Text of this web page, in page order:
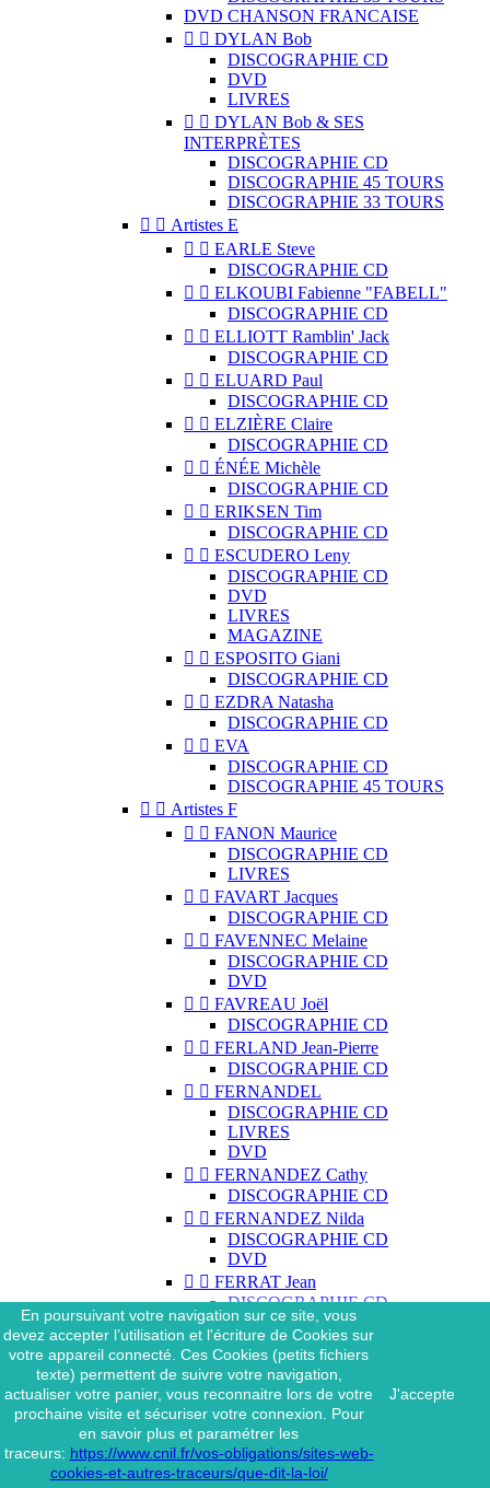
DVD CHANSON FRANCAISE
  DYLAN Bob
DISCOGRAPHIE CD
DVD
LIVRES
  DYLAN Bob & SES
INTERPRÈTES
DISCOGRAPHIE CD
DISCOGRAPHIE 45 TOURS
DISCOGRAPHIE 33 TOURS
  Artistes E
  EARLE Steve
DISCOGRAPHIE CD
  ELKOUBI Fabienne "FABELL"
DISCOGRAPHIE CD
  ELLIOTT Ramblin' Jack
DISCOGRAPHIE CD
  ELUARD Paul
DISCOGRAPHIE CD
  ELZIÈRE Claire
DISCOGRAPHIE CD
  ÉNÉE Michèle
DISCOGRAPHIE CD
  ERIKSEN Tim
DISCOGRAPHIE CD
  ESCUDERO Leny
DISCOGRAPHIE CD
DVD
LIVRES
MAGAZINE
  ESPOSITO Giani
DISCOGRAPHIE CD
  EZDRA Natasha
DISCOGRAPHIE CD
  EVA
DISCOGRAPHIE CD
DISCOGRAPHIE 45 TOURS
  Artistes F
  FANON Maurice
DISCOGRAPHIE CD
LIVRES
  FAVART Jacques
DISCOGRAPHIE CD
  FAVENNEC Melaine
DISCOGRAPHIE CD
DVD
  FAVREAU Joël
DISCOGRAPHIE CD
  FERLAND Jean-Pierre
DISCOGRAPHIE CD
  FERNANDEL
DISCOGRAPHIE CD
LIVRES
DVD
  FERNANDEZ Cathy
DISCOGRAPHIE CD
  FERNANDEZ Nilda
DISCOGRAPHIE CD
DVD
  FERRAT Jean
DISCOGRAPHIE CD
DISCOGRAPHIE 45 TOURS
DISCOGRAPHIE 33 TOURS
DVD
MAGAZINE
  FERRAT Jean & SES
INTERPRÈTES
DISCOGRAPHIE CD
  FERRÉ Léo
En poursuivant votre navigation sur ce site, vous
devez accepter l’utilisation et l'écriture de Cookies sur
votre appareil connecté. Ces Cookies (petits fichiers
texte) permettent de suivre votre navigation,
actualiser votre panier, vous reconnaitre lors de votre
prochaine visite et sécuriser votre connexion. Pour
en savoir plus et paramétrer les
traceurs: https://www.cnil.fr/vos-obligations/sites-web-
cookies-et-autres-traceurs/que-dit-la-loi/
J'accepte